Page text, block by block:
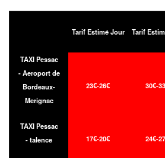
Tarif Estimé Jour Tarif
TAXI Pessac
- Aeroport de
Bordeaux-
Merignac
23€-26€ 30€-
TAXI Pessac
- talence
17€-20€ 24€-